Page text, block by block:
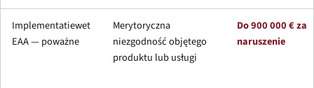
Implementatiewet
EAA — poważne
Merytoryczna
niezgodność objętego
produktu lub usługi
Do 900 000 € za
naruszenie